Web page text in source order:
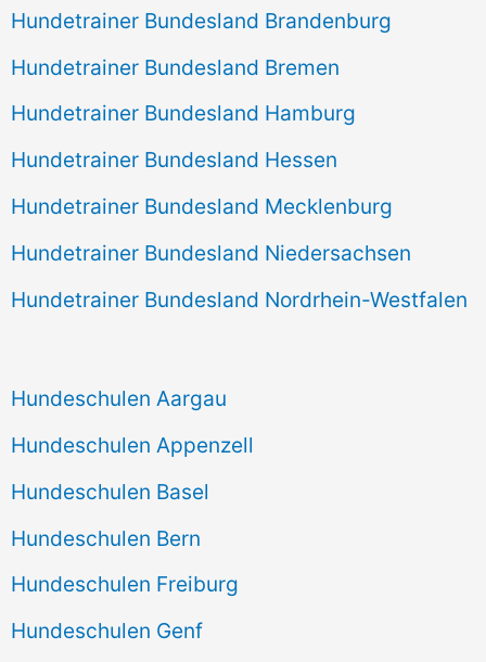
Hundetrainer Bundesland Brandenburg
Hundetrainer Bundesland Bremen
Hundetrainer Bundesland Hamburg
Hundetrainer Bundesland Hessen
Hundetrainer Bundesland Mecklenburg
Hundetrainer Bundesland Niedersachsen
Hundetrainer Bundesland Nordrhein-Westfalen
Hundeschulen Aargau
Hundeschulen Appenzell
Hundeschulen Basel
Hundeschulen Bern
Hundeschulen Freiburg
Hundeschulen Genf